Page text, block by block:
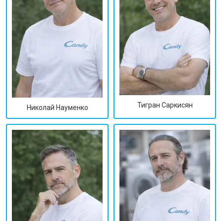
Николай Науменко Тигран Саркисян